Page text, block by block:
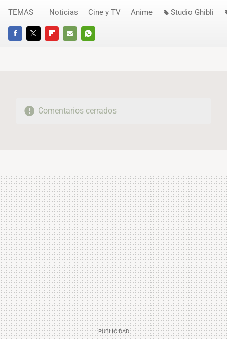
FACEBOOKTWITTERFLIPBOARD
E-
WHATSAPP
TEMAS Noticias Cine y TV Anime Studio Ghibli
Comentarios cerrados